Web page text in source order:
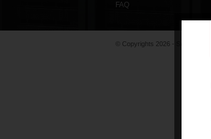
FAQ
© Copyrights 2026 - SwissCenter